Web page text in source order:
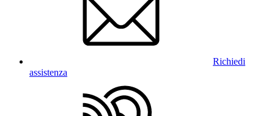
Richiedi
assistenza